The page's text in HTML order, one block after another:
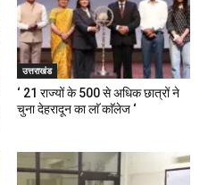
उत्तराखंड
‘ 21 राज्यों के 500 से अधिक छात्रों ने
चुना देहरादून का लाॅ काॅलेज ‘